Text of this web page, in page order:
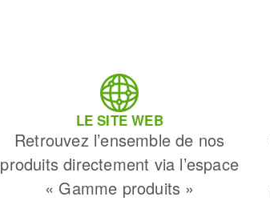
LE SITE WEB
Retrouvez l’ensemble de nos
produits directement via l’espace
« Gamme produits »